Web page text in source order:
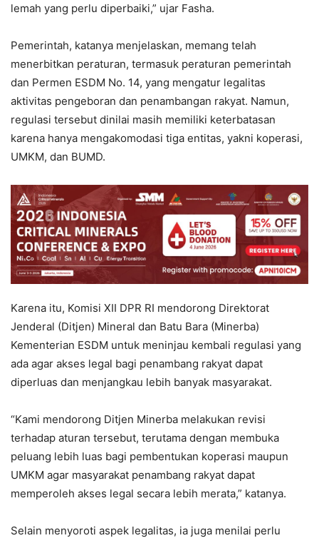
lemah yang perlu diperbaiki,” ujar Fasha.
Pemerintah, katanya menjelaskan, memang telah
menerbitkan peraturan, termasuk peraturan pemerintah
dan Permen ESDM No. 14, yang mengatur legalitas
aktivitas pengeboran dan penambangan rakyat. Namun,
regulasi tersebut dinilai masih memiliki keterbatasan
karena hanya mengakomodasi tiga entitas, yakni koperasi,
UMKM, dan BUMD.
Karena itu, Komisi XII DPR RI mendorong Direktorat
Jenderal (Ditjen) Mineral dan Batu Bara (Minerba)
Kementerian ESDM untuk meninjau kembali regulasi yang
ada agar akses legal bagi penambang rakyat dapat
diperluas dan menjangkau lebih banyak masyarakat.
“Kami mendorong Ditjen Minerba melakukan revisi
terhadap aturan tersebut, terutama dengan membuka
peluang lebih luas bagi pembentukan koperasi maupun
UMKM agar masyarakat penambang rakyat dapat
memperoleh akses legal secara lebih merata,” katanya.
Selain menyoroti aspek legalitas, ia juga menilai perlu